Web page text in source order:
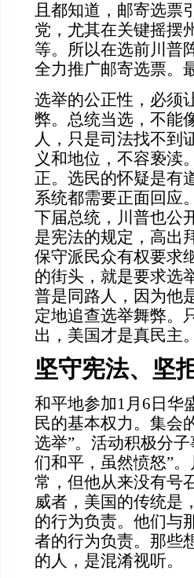
且都知道，邮寄选票
党，尤其在关键摇摆
等。所以在选前川普
全力推广邮寄选票。
选举的公正性，必须
弊。总统当选，不能
人，只是司法找不到
义和地位，不容亵渎
正。选民的怀疑是有
系统都需要正面回应
下届总统，川普也公
是宪法的规定，高出
保守派民众有权要求
的街头，就是要求选
普是同路人，因为他
定地追查选举舞弊。
出，美国才是真民主。
坚守宪法、坚
和平地参加1月6日华
民的基本权力。集会
选举”。活动积极分
们和平，虽然愤怒”
常，但他从来没有号
威者，美国的传统是
的行为负责。他们与
者的行为负责。那些
的人，是混淆视听。